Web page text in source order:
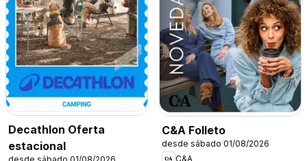
Decathlon Oferta
estacional
C&A Folleto
desde sábado 01/08/2026
C&A